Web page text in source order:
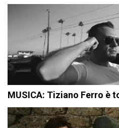
MUSICA: Tiziano Ferro è